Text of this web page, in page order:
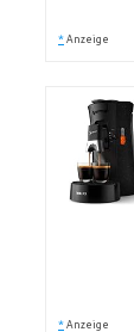
* Anzeige
* Anzeige